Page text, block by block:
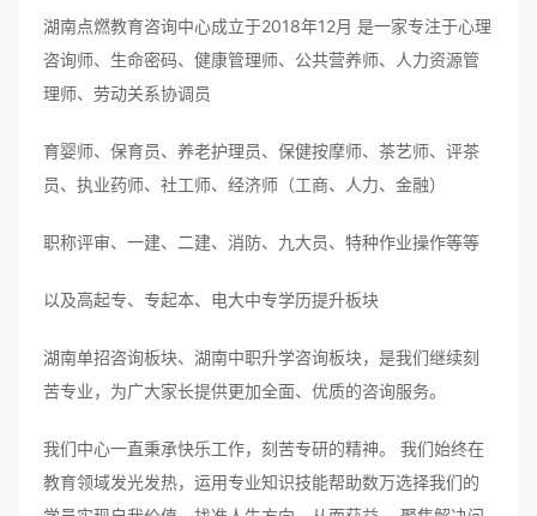
湖南点燃教育咨询中心成立于2018年12月 是一家专注于心理
咨询师、生命密码、健康管理师、公共营养师、人力资源管
理师、劳动关系协调员
育婴师、保育员、养老护理员、保健按摩师、茶艺师、评茶
员、执业药师、社工师、经济师（工商、人力、金融）
职称评审、一建、二建、消防、九大员、特种作业操作等等
以及高起专、专起本、电大中专学历提升板块
湖南单招咨询板块、湖南中职升学咨询板块，是我们继续刻
苦专业，为广大家长提供更加全面、优质的咨询服务。
我们中心一直秉承快乐工作，刻苦专研的精神。 我们始终在
教育领域发光发热，运用专业知识技能帮助数万选择我们的